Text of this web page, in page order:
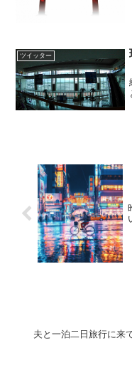
ツイッター
夫と一泊二日旅行に来